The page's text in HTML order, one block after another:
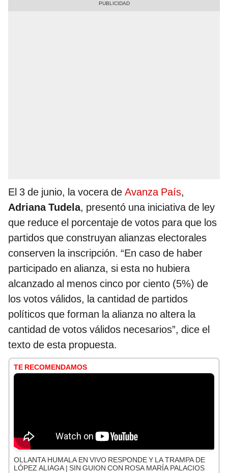
El 3 de junio, la vocera de Avanza País,
Adriana Tudela, presentó una iniciativa de ley
que reduce el porcentaje de votos para que los
partidos que construyan alianzas electorales
conserven la inscripción. “En caso de haber
participado en alianza, si esta no hubiera
alcanzado al menos cinco por ciento (5%) de
los votos válidos, la cantidad de partidos
políticos que forman la alianza no altera la
cantidad de votos válidos necesarios”, dice el
texto de esta propuesta.
TE RECOMENDAMOS
OLLANTA HUMALA EN VIVO RESPONDE Y LA TRAMPA DE
LÓPEZ ALIAGA | SIN GUION CON ROSA MARÍA PALACIOS